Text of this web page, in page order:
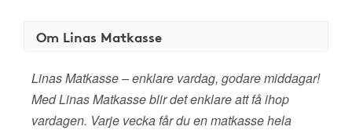
Om Linas Matkasse
Linas Matkasse – enklare vardag, godare middagar!
Med Linas Matkasse blir det enklare att få ihop
vardagen. Varje vecka får du en matkasse hela